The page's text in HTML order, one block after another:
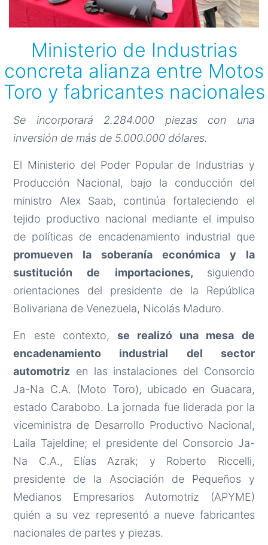
Ministerio de Industrias
concreta alianza entre Motos
Toro y fabricantes nacionales
Se incorporará 2.284.000 piezas con una
inversión de más de 5.000.000 dólares.
El Ministerio del Poder Popular de Industrias y
Producción Nacional, bajo la conducción del
ministro Alex Saab, continúa fortaleciendo el
tejido productivo nacional mediante el impulso
de políticas de encadenamiento industrial que
promueven la soberanía económica y la
sustitución de importaciones, siguiendo
orientaciones del presidente de la República
Bolivariana de Venezuela, Nicolás Maduro.
En este contexto, se realizó una mesa de
encadenamiento industrial del sector
automotriz en las instalaciones del Consorcio
Ja-Na C.A. (Moto Toro), ubicado en Guacara,
estado Carabobo. La jornada fue liderada por la
viceministra de Desarrollo Productivo Nacional,
Laila Tajeldine; el presidente del Consorcio Ja-
Na C.A., Elías Azrak; y Roberto Riccelli,
presidente de la Asociación de Pequeños y
Medianos Empresarios Automotriz (APYME)
quién a su vez representó a nueve fabricantes
nacionales de partes y piezas.